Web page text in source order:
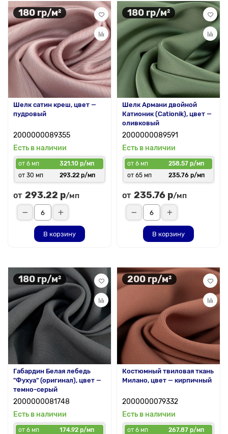
180 гр/м²
Шелк сатин креш, цвет —
пудровый
2000000089355
Есть в наличии
от 6 мп
321.10 р/мп
от 30 мп
293.22 р/мп
от 293.22 р/мп
В корзину
180 гр/м²
Шелк Армани двойной
Катионик (Cationik), цвет —
оливковый
2000000089591
Есть в наличии
от 6 мп
258.57 р/мп
от 65 мп
235.76 р/мп
от 235.76 р/мп
В корзину
180 гр/м²
Габардин Белая лебедь
"Фухуа" (оригинал), цвет —
темно-серый
2000000081748
Есть в наличии
от 6 мп
174.92 р/мп
200 гр/м²
Костюмный твиловая ткань
Милано, цвет — кирпичный
2000000079332
Есть в наличии
от 6 мп
267.87 р/мп